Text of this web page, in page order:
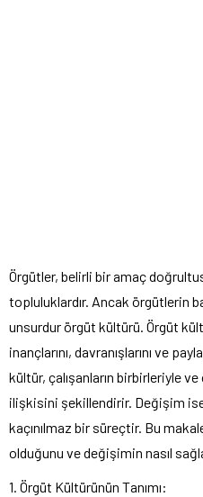
Örgütler, belirli bir amaç
topluluklardır. Ancak örgütlerin
unsurdur örgüt kültürü. Örgüt
inançlarını, davranışlarını ve
kültür, çalışanların birbirleriyle
ilişkisini şekillendirir. Değişim
kaçınılmaz bir süreçtir. Bu
olduğunu ve değişimin nasıl
1. Örgüt Kültürünün Tanımı: